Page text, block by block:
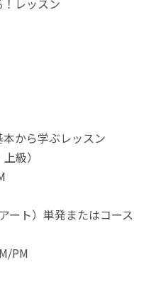
レッスン
から学ぶレッスン
級）
ート）単発またはコース
PM